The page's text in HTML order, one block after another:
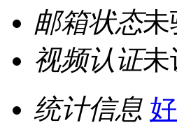
邮箱状态未
视频认证未
统计信息